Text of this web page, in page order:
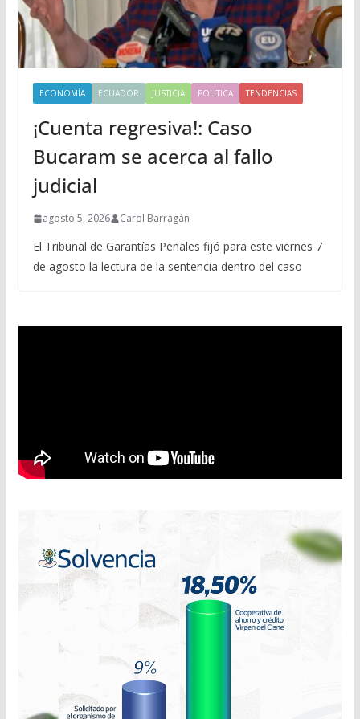
ECONOMÍA ECUADOR JUSTICIA POLITICA TENDENCIAS
¡Cuenta regresiva!: Caso
Bucaram se acerca al fallo
judicial
agosto 5, 2026 Carol Barragán
El Tribunal de Garantías Penales fijó para este viernes 7
de agosto la lectura de la sentencia dentro del caso